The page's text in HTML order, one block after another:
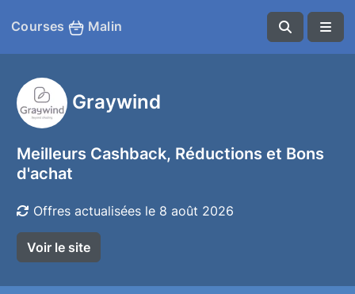
Courses Malin
Graywind
Meilleurs Cashback, Réductions et Bons
d'achat
Offres actualisées le 8 août 2026
Voir le site